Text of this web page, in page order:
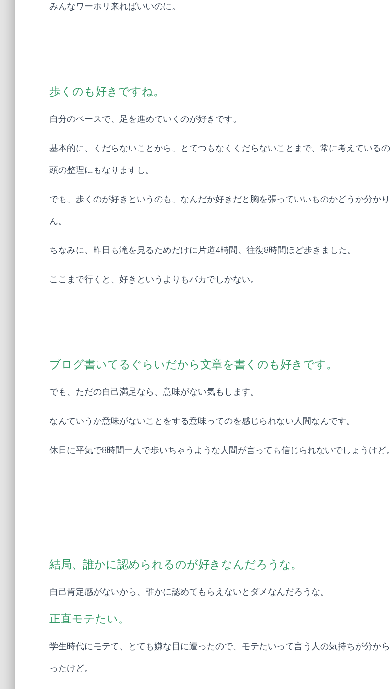
みんなワーホリ来ればいいのに。
歩くのも好きですね。
自分のペースで、足を進めていくのが好きです。
基本的に、くだらないことから、とてつもなくくだらないことまで、常に考えているの
頭の整理にもなりますし。
でも、歩くのが好きというのも、なんだか好きだと胸を張っていいものかどうか分か
ん。
ちなみに、昨日も滝を見るためだけに片道4時間、往復8時間ほど歩きました。
ここまで行くと、好きというよりもバカでしかない。
ブログ書いてるぐらいだから文章を書くのも好きです。
でも、ただの自己満足なら、意味がない気もします。
なんていうか意味がないことをする意味ってのを感じられない人間なんです。
休日に平気で8時間一人で歩いちゃうような人間が言っても信じられないでしょうけど。
結局、誰かに認められるのが好きなんだろうな。
自己肯定感がないから、誰かに認めてもらえないとダメなんだろうな。
正直モテたい。
学生時代にモテて、とても嫌な目に遭ったので、モテたいって言う人の気持ちが分か
ったけど。